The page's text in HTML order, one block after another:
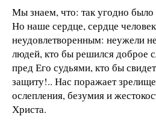
Мы знаем, что: так угодно
Но наше сердце, сердце
неудовлетворенным: неужели
людей, кто бы решился доброе
пред Его судьями, кто бы
защиту!.. Нас поражает
ослепления, безумия и
Христа.